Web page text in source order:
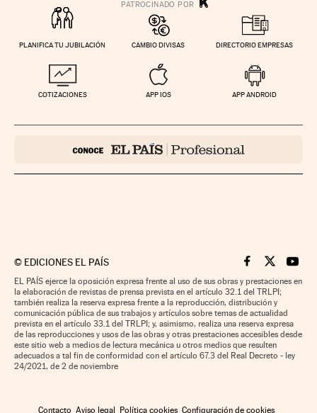
PLANIFICA TU JUBILACIÓN CAMBIO DIVISAS DIRECTORIO EMPRESAS
COTIZACIONES APP IOS APP ANDROID
© EDICIONES EL PAÍS Cinco Días en
Cinco Días
Cinco
EL PAÍS ejerce la oposición expresa frente al uso de sus obras y prestaciones en
la elaboración de revistas de prensa prevista en el artículo 32.1 del TRLPI;
también realiza la reserva expresa frente a la reproducción, distribución y
comunicación pública de sus trabajos y artículos sobre temas de actualidad
prevista en el artículo 33.1 del TRLPI; y, asimismo, realiza una reserva expresa
de las reproducciones y usos de las obras y otras prestaciones accesibles desde
este sitio web a medios de lectura mecánica u otros medios que resulten
adecuados a tal fin de conformidad con el artículo 67.3 del Real Decreto - ley
24/2021, de 2 de noviembre
Contacto Aviso legal Política cookies Configuración de cookies